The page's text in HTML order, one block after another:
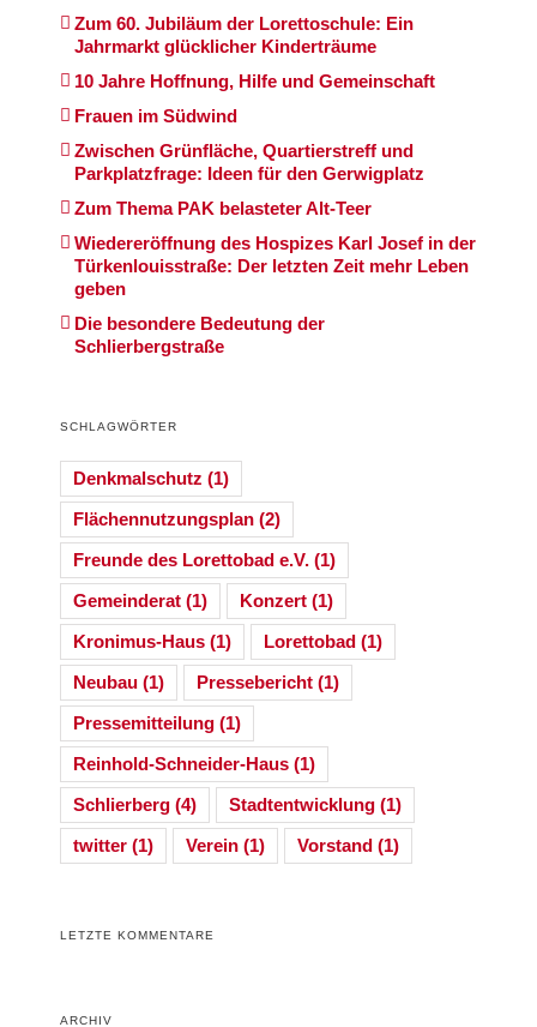
Zum 60. Jubiläum der Lorettoschule: Ein
Jahrmarkt glücklicher Kinderträume
10 Jahre Hoffnung, Hilfe und Gemeinschaft
Frauen im Südwind
Zwischen Grünfläche, Quartierstreff und
Parkplatzfrage: Ideen für den Gerwigplatz
Zum Thema PAK belasteter Alt-Teer
Wiedereröffnung des Hospizes Karl Josef in der
Türkenlouisstraße: Der letzten Zeit mehr Leben
geben
Die besondere Bedeutung der
Schlierbergstraße
SCHLAGWÖRTER
Denkmalschutz (1)
Flächennutzungsplan (2)
Freunde des Lorettobad e.V. (1)
Gemeinderat (1) Konzert (1)
Kronimus-Haus (1) Lorettobad (1)
Neubau (1) Pressebericht (1)
Pressemitteilung (1)
Reinhold-Schneider-Haus (1)
Schlierberg (4) Stadtentwicklung (1)
twitter (1) Verein (1) Vorstand (1)
LETZTE KOMMENTARE
ARCHIV